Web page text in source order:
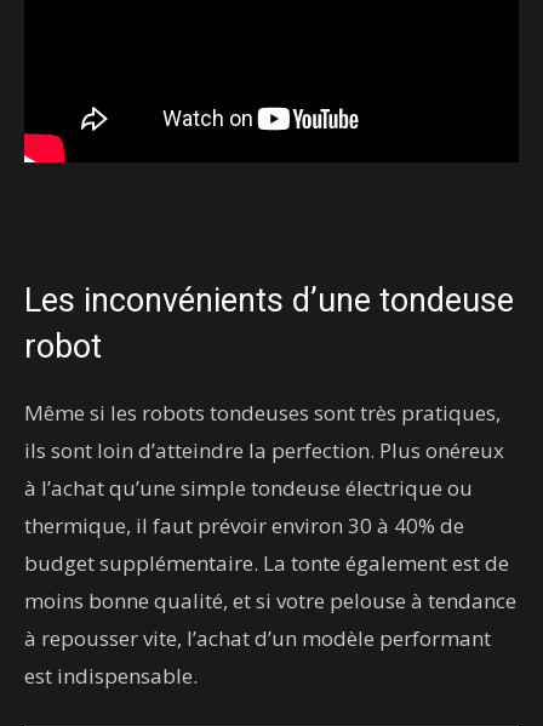
Les inconvénients d’une tondeuse
robot
Même si les robots tondeuses sont très pratiques,
ils sont loin d’atteindre la perfection. Plus onéreux
à l’achat qu’une simple tondeuse électrique ou
thermique, il faut prévoir environ 30 à 40% de
budget supplémentaire. La tonte également est de
moins bonne qualité, et si votre pelouse à tendance
à repousser vite, l’achat d’un modèle performant
est indispensable.